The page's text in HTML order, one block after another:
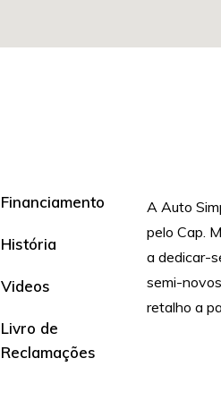
Financiamento
História
Videos
Livro de
Reclamações
A Auto
pelo Cap.
a dedicar-
semi-
retalho a